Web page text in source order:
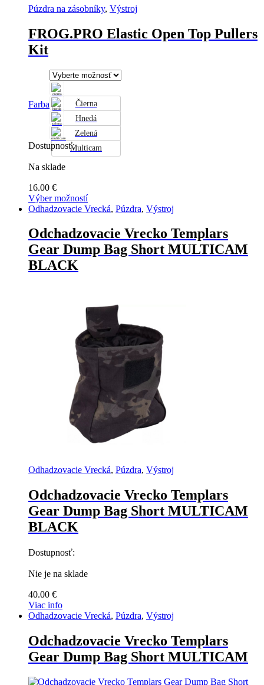
Púzdra na zásobníky, Výstroj
FROG.PRO Elastic Open Top Pullers
Kit
Farba
Čierna
Hnedá
Zelená
Multicam
Dostupnosť:
Na sklade
16.00 €
Výber možností
Tento
má
viacero
variantov.
Možnosti
si
Odhadzovacie Vrecká, Púzdra, Výstroj
Odchadzovacie Vrecko Templars
Gear Dump Bag Short MULTICAM
BLACK
Odhadzovacie Vrecká, Púzdra, Výstroj
Odchadzovacie Vrecko Templars
Gear Dump Bag Short MULTICAM
BLACK
Dostupnosť:
Nie je na sklade
40.00 €
Viac info
Odhadzovacie Vrecká, Púzdra, Výstroj
Odchadzovacie Vrecko Templars
Gear Dump Bag Short MULTICAM